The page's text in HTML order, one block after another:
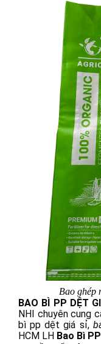
Bao ghép
BAO BÌ PP DỆT
NHI chuyên cung
bì pp dệt giá sỉ,
HCM LH Bao Bì